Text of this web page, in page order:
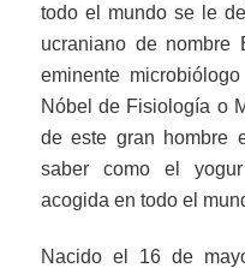
todo el mundo se le
ucraniano de nombre
eminente
Nóbel de Fisiología o
de este gran hombre
saber como el
acogida en todo el
Nacido el 16 de